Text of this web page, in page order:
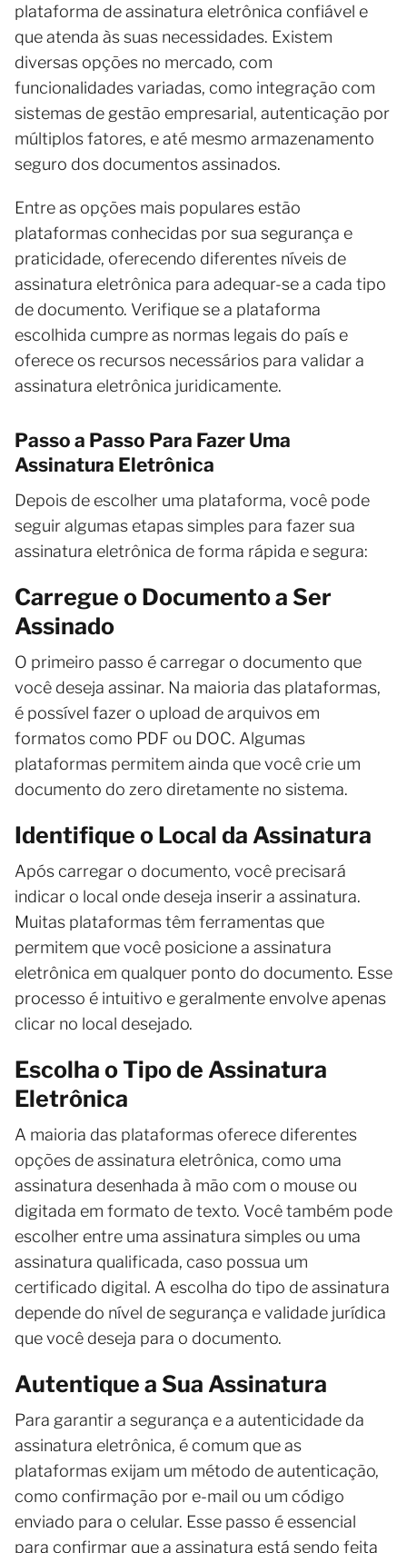
plataforma de assinatura eletrônica confiável e
que atenda às suas necessidades. Existem
diversas opções no mercado, com
funcionalidades variadas, como integração com
sistemas de gestão empresarial, autenticação por
múltiplos fatores, e até mesmo armazenamento
seguro dos documentos assinados.
Entre as opções mais populares estão
plataformas conhecidas por sua segurança e
praticidade, oferecendo diferentes níveis de
assinatura eletrônica para adequar-se a cada tipo
de documento. Verifique se a plataforma
escolhida cumpre as normas legais do país e
oferece os recursos necessários para validar a
assinatura eletrônica juridicamente.
Passo a Passo Para Fazer Uma
Assinatura Eletrônica
Depois de escolher uma plataforma, você pode
seguir algumas etapas simples para fazer sua
assinatura eletrônica de forma rápida e segura:
Carregue o Documento a Ser
Assinado
O primeiro passo é carregar o documento que
você deseja assinar. Na maioria das plataformas,
é possível fazer o upload de arquivos em
formatos como PDF ou DOC. Algumas
plataformas permitem ainda que você crie um
documento do zero diretamente no sistema.
Identifique o Local da Assinatura
Após carregar o documento, você precisará
indicar o local onde deseja inserir a assinatura.
Muitas plataformas têm ferramentas que
permitem que você posicione a assinatura
eletrônica em qualquer ponto do documento. Esse
processo é intuitivo e geralmente envolve apenas
clicar no local desejado.
Escolha o Tipo de Assinatura
Eletrônica
A maioria das plataformas oferece diferentes
opções de assinatura eletrônica, como uma
assinatura desenhada à mão com o mouse ou
digitada em formato de texto. Você também pode
escolher entre uma assinatura simples ou uma
assinatura qualificada, caso possua um
certificado digital. A escolha do tipo de assinatura
depende do nível de segurança e validade jurídica
que você deseja para o documento.
Autentique a Sua Assinatura
Para garantir a segurança e a autenticidade da
assinatura eletrônica, é comum que as
plataformas exijam um método de autenticação,
como confirmação por e-mail ou um código
enviado para o celular. Esse passo é essencial
para confirmar que a assinatura está sendo feita